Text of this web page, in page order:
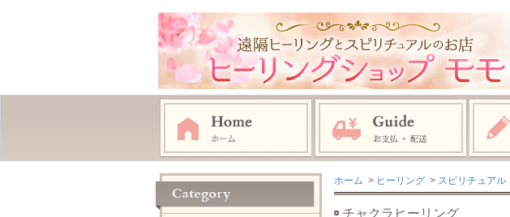
ホーム > ヒーリング > スピリチュアル
チャクラヒーリング